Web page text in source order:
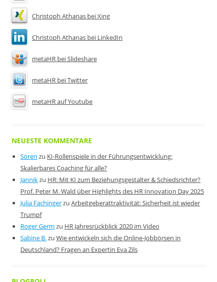
Christoph Athanas bei Xing
Christoph Athanas bei LinkedIn
metaHR bei Slideshare
metaHR bei Twitter
metaHR auf Youtube
NEUESTE KOMMENTARE
Sören zu KI-Rollenspiele in der Führungsentwicklung:
Skalierbares Coaching für alle?
Jannikzu HR: Mit KI zum Beziehungsgestalter & Schiedsrichter?
Prof. Peter M. Wald über Highlights des HR Innovation Day 2025
Julia Fachingerzu Arbeitgeberattraktivität: Sicherheit ist wieder
Trumpf
Roger Germ zu HR Jahresrückblick 2020 im Video
Sabine B.zu Wie entwickeln sich die Online-Jobbörsen in
Deutschland? Fragen an Expertin Eva Zils